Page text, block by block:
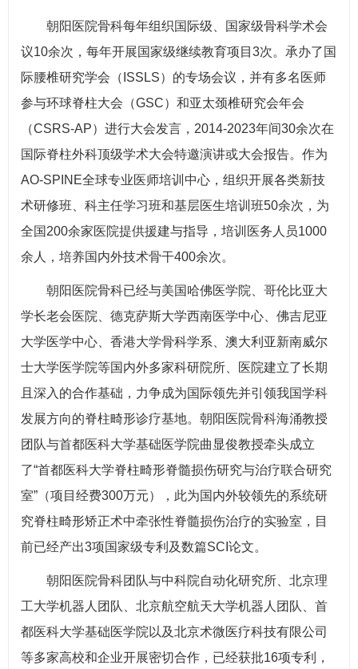
朝阳医院骨科每年组织国际级、国家级骨科学术会
议10余次，每年开展国家级继续教育项目3次。承办了国
际腰椎研究学会（ISSLS）的专场会议，并有多名医师
参与环球脊柱大会（GSC）和亚太颈椎研究会年会
（CSRS-AP）进行大会发言，2014-2023年间30余次在
国际脊柱外科顶级学术大会特邀演讲或大会报告。作为
AO-SPINE全球专业医师培训中心，组织开展各类新技
术研修班、科主任学习班和基层医生培训班50余次，为
全国200余家医院提供援建与指导，培训医务人员1000
余人，培养国内外技术骨干400余次。
朝阳医院骨科已经与美国哈佛医学院、哥伦比亚大
学长老会医院、德克萨斯大学西南医学中心、佛吉尼亚
大学医学中心、香港大学骨科学系、澳大利亚新南威尔
士大学医学院等国内外多家科研院所、医院建立了长期
且深入的合作基础，力争成为国际领先并引领我国学科
发展方向的脊柱畸形诊疗基地。朝阳医院骨科海涌教授
团队与首都医科大学基础医学院曲显俊教授牵头成立
了“首都医科大学脊柱畸形脊髓损伤研究与治疗联合研究
室”（项目经费300万元），此为国内外较领先的系统研
究脊柱畸形矫正术中牵张性脊髓损伤治疗的实验室，目
前已经产出3项国家级专利及数篇SCI论文。
朝阳医院骨科团队与中科院自动化研究所、北京理
工大学机器人团队、北京航空航天大学机器人团队、首
都医科大学基础医学院以及北京术微医疗科技有限公司
等多家高校和企业开展密切合作，已经获批16项专利，